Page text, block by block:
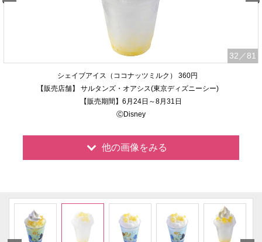
32 ／81
シェイブアイス（ココナッツミルク） 360円
【販売店舗】 サルタンズ・オアシス(東京ディズニーシー)
【販売期間】6月24日～8月31日
ⒸDisney
他の画像をみる